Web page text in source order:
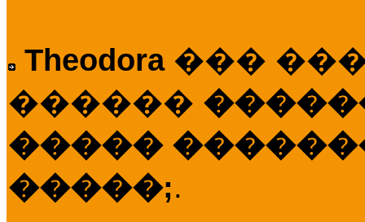
Theodora ���
������
�����
�����;.